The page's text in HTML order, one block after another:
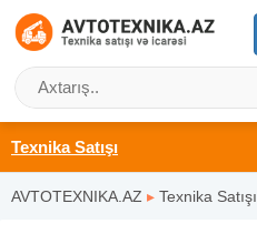
Texnika Satışı
AVTOTEXNIKA.AZ ▸ Texnika Satışı